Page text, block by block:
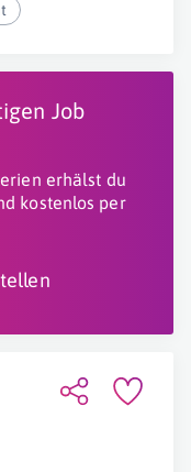
Job
erhälst du
kostenlos per